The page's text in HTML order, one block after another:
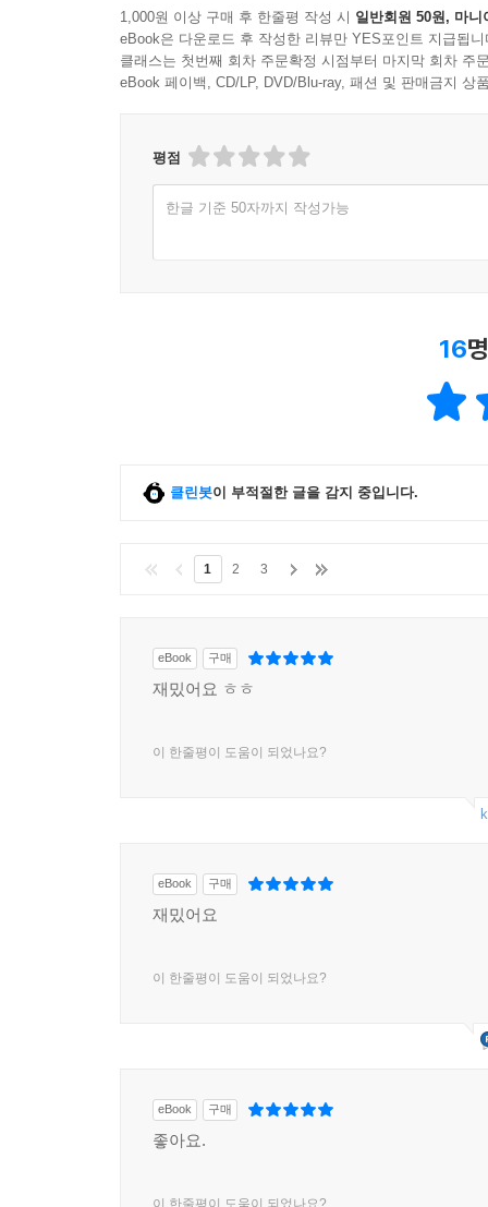
1,000원 이상 구매 후 한줄평 작성 시 일반회원 50원, 마니
eBook은 다운로드 후 작성한 리뷰만 YES포인트 지급됩니
클래스는 첫번째 회차 주문확정 시점부터 마지막 회차 주
eBook 페이백, CD/LP, DVD/Blu-ray, 패션 및 판매금지 상
평점
한글 기준 50자까지 작성가능
16
클린봇이 부적절한 글을 감지 중입니다.
1 2 3
eBook 구매
재밌어요 ㅎㅎ
이 한줄평이 도움이 되었나요?
eBook 구매
재밌어요
이 한줄평이 도움이 되었나요?
eBook 구매
좋아요.